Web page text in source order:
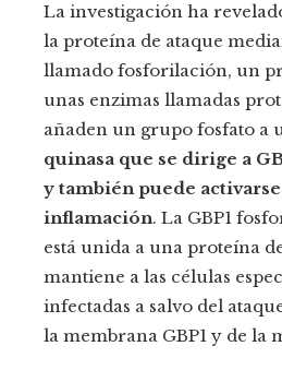
La investigación ha
la proteína de ataque
llamado fosforilación, un
unas enzimas llamadas
añaden un grupo fosfato a
quinasa que se dirige a
y también puede
inflamación. La GBP1
está unida a una proteína
mantiene a las células
infectadas a salvo del
la membrana GBP1 y de la